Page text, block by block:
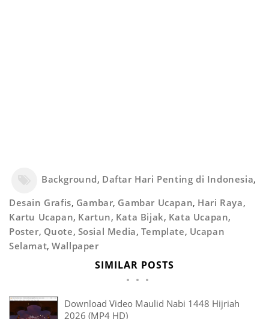
Background, Daftar Hari Penting di Indonesia,
Desain Grafis, Gambar, Gambar Ucapan, Hari Raya,
Kartu Ucapan, Kartun, Kata Bijak, Kata Ucapan,
Poster, Quote, Sosial Media, Template, Ucapan
Selamat,Wallpaper
SIMILAR POSTS
Download Video Maulid Nabi 1448 Hijriah
2026 (MP4 HD)